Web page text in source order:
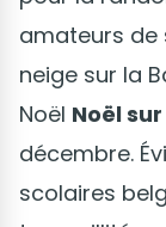
amateurs de
neige sur la
Noël Noël
décembre.
scolaires